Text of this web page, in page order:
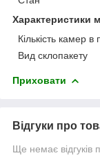
Характеристики
Кількість камер в
Вид склопакету
Приховати
Відгуки про
Ще немає відгуків